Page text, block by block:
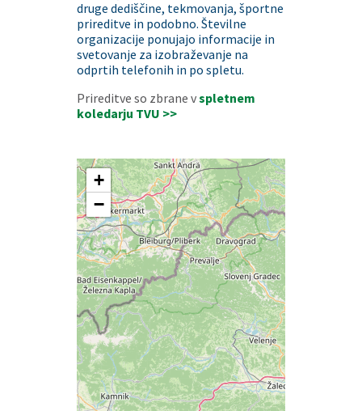
druge dediščine, tekmovanja, športne
prireditve in podobno. Številne
organizacije ponujajo informacije in
svetovanje za izobraževanje na
odprtih telefonih in po spletu.
Prireditve so zbrane vspletnem
koledarju TVU >>
+
−